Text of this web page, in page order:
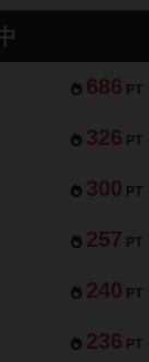
686 PT
326 PT
300 PT
257 PT
240 PT
236 PT